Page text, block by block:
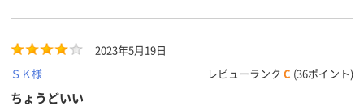
2023年5月19日
ＳＫ様
レビューランク C (36ポイント)
ちょうどいい